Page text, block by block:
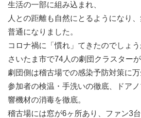
生活の一部に組み込まれ、
人との距離も自然にとるようになり
普通になりました。
コロナ禍に「慣れ」てきたのでしょう
さいたま市で74人の劇団クラスターが
劇団側は稽古場での感染予防対策に万
参加者の検温・手洗いの徹底、ドア
響機材の消毒を徹底。
稽古場には窓が6ヶ所あり、ファン3